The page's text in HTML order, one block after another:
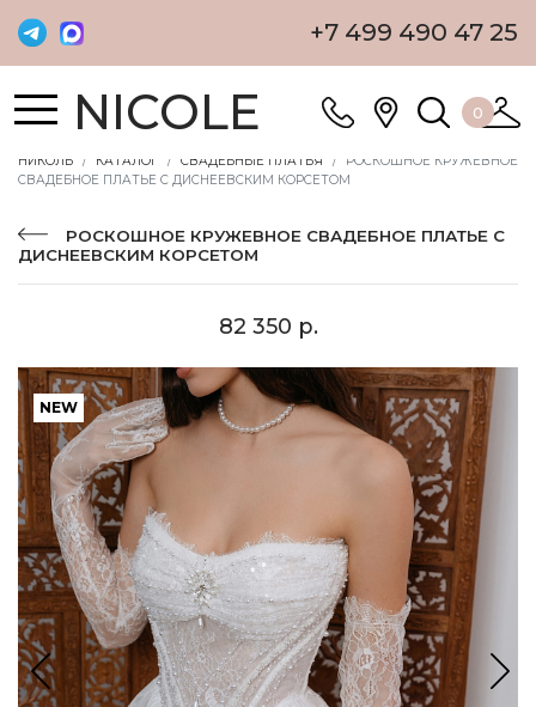
+7 499 490 47 25
NICOLE 0
НИКОЛЬ КАТАЛОГ СВАДЕБНЫЕ ПЛАТЬЯ
РОСКОШНОЕ КРУЖЕВНОЕ
СВАДЕБНОЕ ПЛАТЬЕ С ДИСНЕЕВСКИМ КОРСЕТОМ
РОСКОШНОЕ КРУЖЕВНОЕ СВАДЕБНОЕ ПЛАТЬЕ С
ДИСНЕЕВСКИМ КОРСЕТОМ
82 350 р.
NEW